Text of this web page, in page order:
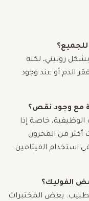
روتيني، لكنه
الدم أو عند وجود
مع وجود نقص؟
خاصة إذا
أكثر من المخزون
استخدام الفيتامين
الفوليك؟
بعض المختبرات